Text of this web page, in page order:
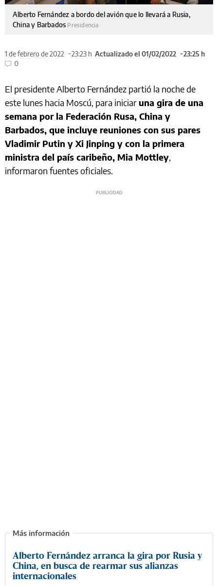
Alberto Fernández a bordo del avión que lo llevará a Rusia,
China y Barbados Presidencia
1 de febrero de 2022 23:23 h Actualizado el 01/02/2022
23:25 h
0
El presidente Alberto Fernández partió la noche de
este lunes hacia Moscú, para iniciar una gira de una
semana por la Federación Rusa, China y
Barbados, que incluye reuniones con sus pares
Vladimir Putin y Xi Jinping y con la primera
ministra del país caribeño, Mia Mottley,
informaron fuentes oficiales.
Alberto Fernández arranca la gira por Rusia y
China, en busca de rearmar sus alianzas
internacionales